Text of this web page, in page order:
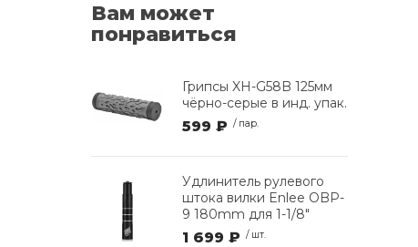
Вам может
понравиться
Грипсы XH-G58B 125мм
чёрно-серые в инд. упак.
599 ₽ / пар.
Удлинитель рулевого
штока вилки Enlee OBP-
9 180mm для 1-1/8"
1 699 ₽ / шт.